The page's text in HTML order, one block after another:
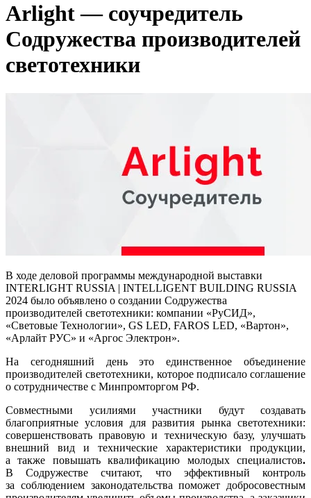
Arlight — соучредитель
Содружества производителей
светотехники
В ходе деловой программы международной выставки
INTERLIGHT RUSSIA | INTELLIGENT BUILDING RUSSIA
2024 было объявлено о создании Содружества
производителей светотехники: компании «РуСИД»,
«Световые Технологии», GS LED, FAROS LED, «Вартон»,
«Арлайт РУС» и «Аргос Электрон».
На сегодняшний день это единственное объединение
производителей светотехники, которое подписало соглашение
о сотрудничестве с Минпромторгом РФ.
Совместными усилиями участники будут создавать
благоприятные условия для развития рынка светотехники:
совершенствовать правовую и техническую базу, улучшать
внешний вид и технические характеристики продукции,
а также повышать квалификацию молодых специалистов.
В Содружестве считают, что эффективный контроль
за соблюдением законодательства поможет добросовестным